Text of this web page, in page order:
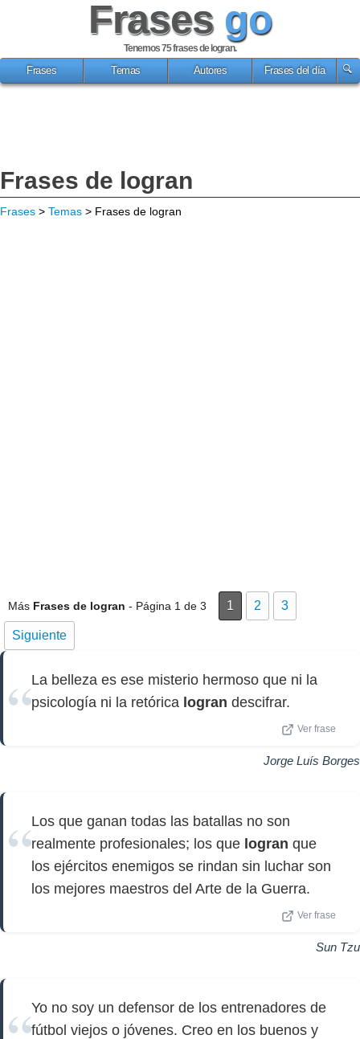
Frases go
Tenemos 75frases de logran.
Frases
Temas Autores Frases del día
Frases de logran
Frases > Temas > Frases de logran
Más Frases de logran - Página 1 de 3 1 2 3
Siguiente
La belleza es ese misterio hermoso que ni la
psicología ni la retórica logran descifrar.
Ver frase
Jorge Luís Borges
Los que ganan todas las batallas no son
realmente profesionales; los que logran que
los ejércitos enemigos se rindan sin luchar son
los mejores maestros del Arte de la Guerra.
Ver frase
Sun Tzu
Yo no soy un defensor de los entrenadores de
fútbol viejos o jóvenes. Creo en los buenos y